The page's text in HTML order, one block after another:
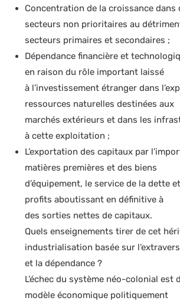
Concentration de la croissance dans
secteurs non prioritaires au
secteurs primaires et secondaires ;
Dépendance financière et
en raison du rôle important laissé
à l’investissement étranger dans
ressources naturelles destinées aux
marchés extérieurs et dans les
à cette exploitation ;
L’exportation des capitaux par
matières premières et des biens
d’équipement, le service de la dette
profits aboutissant en définitive à
des sorties nettes de capitaux.
Quels enseignements tirer de cet
industrialisation basée sur
et la dépendance ?
L’échec du système néo-colonial est
modèle économique politiquement